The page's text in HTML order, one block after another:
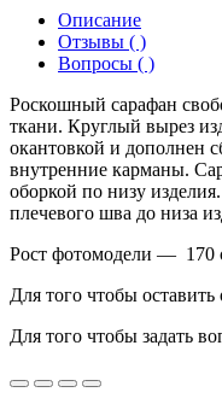
Описание
Отзывы ( )
Вопросы ( )
Роскошный сарафан
ткани. Круглый вырез
окантовкой и дополнен
внутренние карманы.
оборкой по низу
плечевого шва до низа
Рост фотомодели — 170
Для того чтобы
Для того чтобы задать